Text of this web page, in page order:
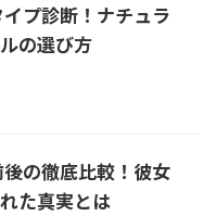
プ診断！ナチュラ
の選び方
の徹底比較！彼女
た真実とは